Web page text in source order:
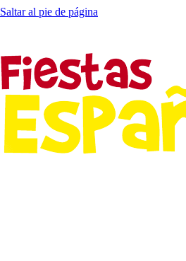
Saltar al pie de página